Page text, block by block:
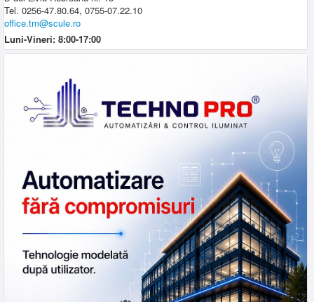
Tel. 0256-47.80.64, 0755-07.22.10
office.tm@scule.ro
Luni-Vineri: 8:00-17:00